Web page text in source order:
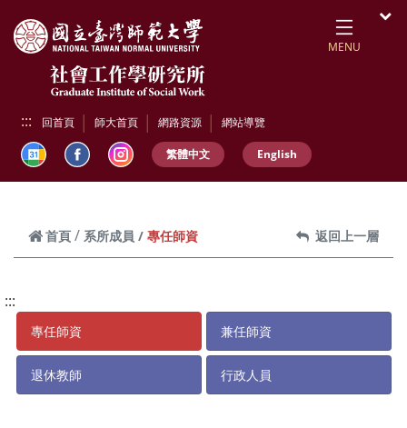
MENU
::: 回首頁 師大首頁 網路資源 網站導覽
繁體中文 English
首頁 系所成員 專任師資 返回上一層
:::
專任師資 兼任師資
退休教師 行政人員